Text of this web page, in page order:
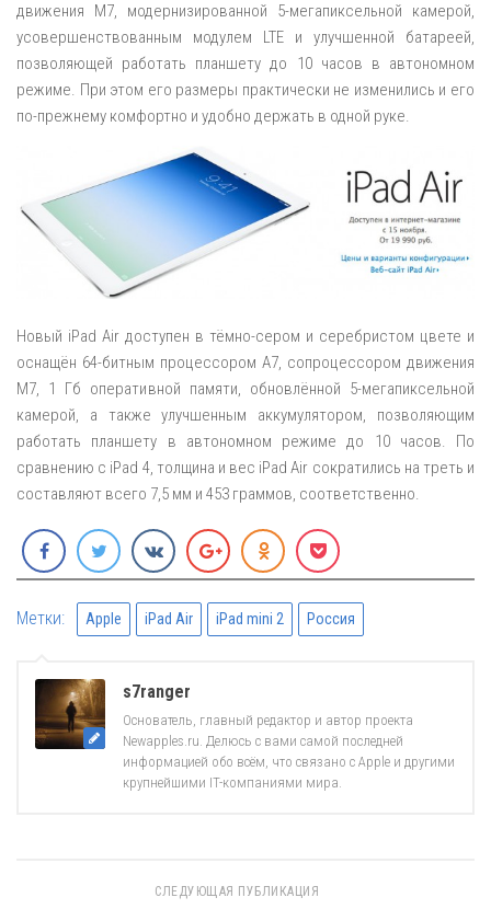
движения M7, модернизированной 5-мегапиксельной камерой,
усовершенствованным модулем LTE и улучшенной батареей,
позволяющей работать планшету до 10 часов в автономном
режиме. При этом его размеры практически не изменились и его
по-прежнему комфортно и удобно держать в одной руке.
Новый iPad Air доступен в тёмно-сером и серебристом цвете и
оснащён 64-битным процессором A7, сопроцессором движения
M7, 1 Гб оперативной памяти, обновлённой 5-мегапиксельной
камерой, а также улучшенным аккумулятором, позволяющим
работать планшету в автономном режиме до 10 часов. По
сравнению с iPad 4, толщина и вес iPad Air сократились на треть и
составляют всего 7,5 мм и 453 граммов, соответственно.
Метки: Apple iPad Air iPad mini 2 Россия
s7ranger
Основатель, главный редактор и автор проекта
Newapples.ru. Делюсь с вами самой последней
информацией обо всём, что связано с Apple и другими
крупнейшими IT-компаниями мира.
СЛЕДУЮЩАЯ ПУБЛИКАЦИЯ